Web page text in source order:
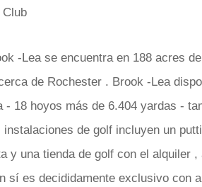
-Lea se encuentra en 188 acres
de Rochester . Brook -Lea
- 18 hoyos más de 6.404 yardas -
de golf incluyen un
y una tienda de golf con el alquiler
sí es decididamente exclusivo con